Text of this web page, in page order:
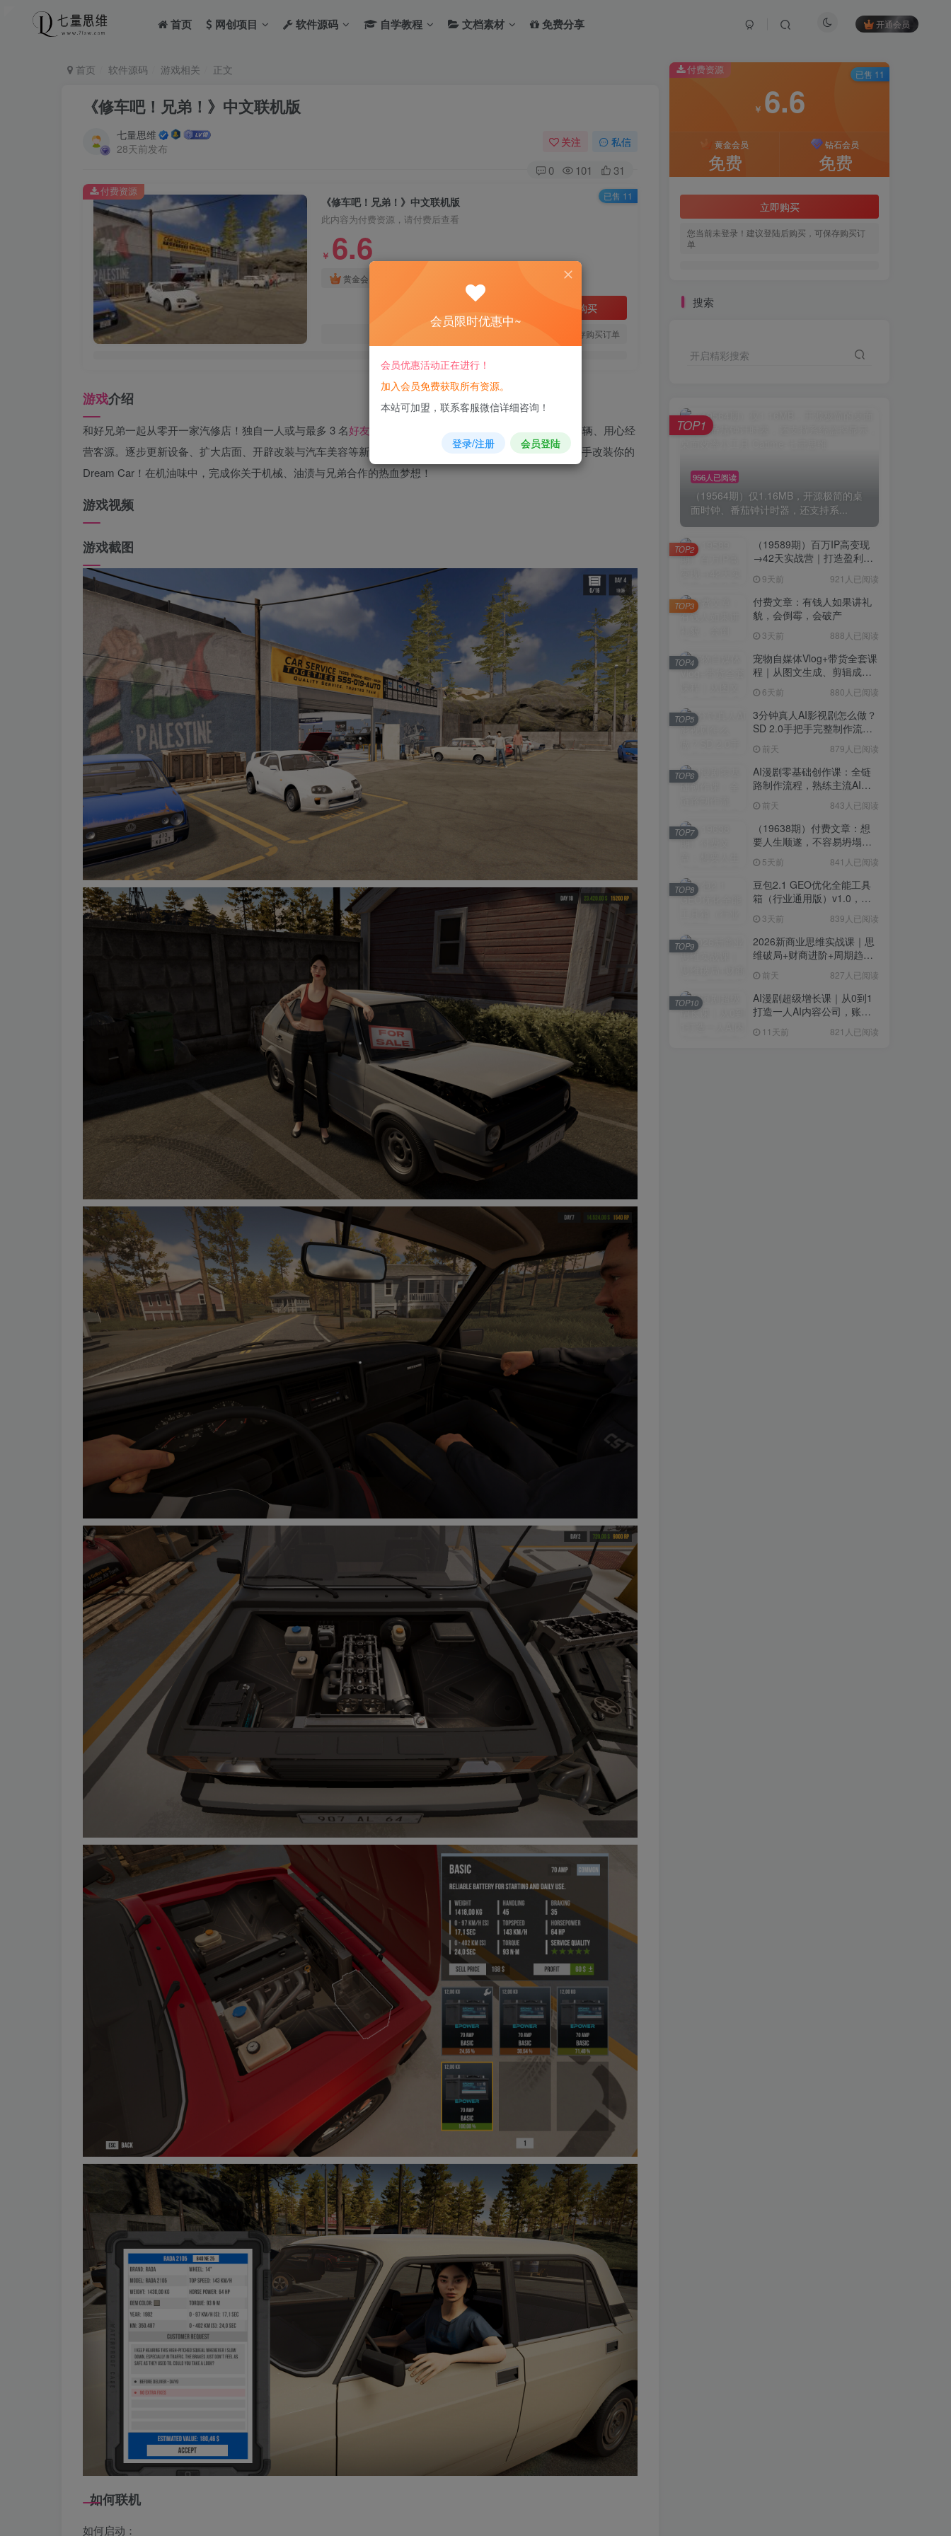
首页 网创项目 软件源码 自学教程 文档素材 免费分享 开通会员
首页 软件源码 游戏相关 正文
《修车吧！兄弟！》中文联机版
七量思维
28天前发布
关注 私信
0 101 31
《修车吧！兄弟！》中文联机版
此内容为付费资源，请付费后查看
￥ 6.6
黄金会员
立即购买
您当前未登录！建议登陆后购买，可保存购买订单
付费资源 已售 11
游戏介绍
和好兄弟一起从零开一家汽修店！独自一人或与最多 3 名好友
合作，从简陋车库白手起家，维修各类车辆、用心经
营客源。逐步更新设备、扩大店面、开辟改装与汽车美容等新业务；把小作坊打造成区域顶级汽修中心，亲手改装你的
Dream Car！在机油味中，完成你关于机械、油渍与兄弟合作的热血梦想！
游戏视频
游戏截图
如何联机
如何启动：
付费资源
￥ 6.6
黄金会员
免费
钻石会员
免费
立即购买
您当前未登录！建议登陆后购买，可保存购买订
单
已售 11
搜索
开启精彩搜索
956人已阅读
（19564期）仅1.16MB，开源极简的桌
面时钟、番茄钟计时器，还支持系...
TOP1
（19589期）百万IP高变现
→42天实战营｜打造盈利赚
域转化批量成交积累客户案
例
9天前 921人已阅读
TOP2
付费文章：有钱人如果讲礼
貌，会倒霉，会破产
3天前 888人已阅读
TOP3
宠物自媒体Vlog+带货全套课
程｜从图文生成、剪辑成片
6天前 880人已阅读
TOP4
3分钟真人AI影视剧怎么做？
SD 2.0手把手完整制作流程
无限生成
前天 879人已阅读
TOP5
AI漫剧零基础创作课：全链
路制作流程，熟练主流AI工
前天 843人已阅读
TOP6
（19638期）付费文章：想
要人生顺遂，不容易坍塌，
5天前 841人已阅读
TOP7
豆包2.1 GEO优化全能工具
箱（行业通用版）v1.0，会
景 3天前 839人已阅读
TOP8
2026新商业思维实战课｜思
维破局+财商进阶+周期趋势
度解析全体系
前天 827人已阅读
TOP9
AI漫剧超级增长课｜从0到1
打造一人AI内容公司，账号
流程实战
11天前 821人已阅读
TOP10
会员限时优惠中~
会员优惠活动正在进行！
加入会员免费获取所有资源。
本站可加盟，联系客服微信详细咨询！
登录/注册 会员登陆